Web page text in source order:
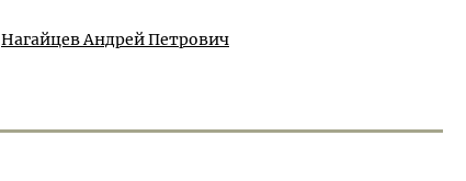
Нагайцев Андрей Петрович